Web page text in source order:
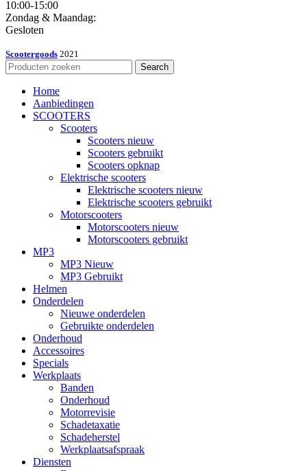
10:00-15:00
Zondag & Maandag:
Gesloten
Scootergoods 2021
Search
Home
Aanbiedingen
SCOOTERS
Scooters
Scooters nieuw
Scooters gebruikt
Scooters opknap
Elektrische scooters
Elektrische scooters nieuw
Elektrische scooters gebruikt
Motorscooters
Motorscooters nieuw
Motorscooters gebruikt
MP3
MP3 Nieuw
MP3 Gebruikt
Helmen
Onderdelen
Nieuwe onderdelen
Gebruikte onderdelen
Onderhoud
Accessoires
Specials
Werkplaats
Banden
Onderhoud
Motorrevisie
Schadetaxatie
Schadeherstel
Werkplaatsafspraak
Diensten